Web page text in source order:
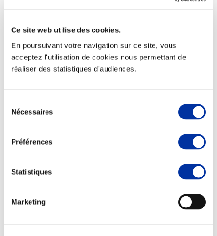
Ce site web utilise des cookies.
En poursuivant votre navigation sur ce site, vous
acceptez l'utilisation de cookies nous permettant de
réaliser des statistiques d'audiences.
Nécessaires
Préférences
Statistiques
Marketing
Transport – mise en marché
Abattoir